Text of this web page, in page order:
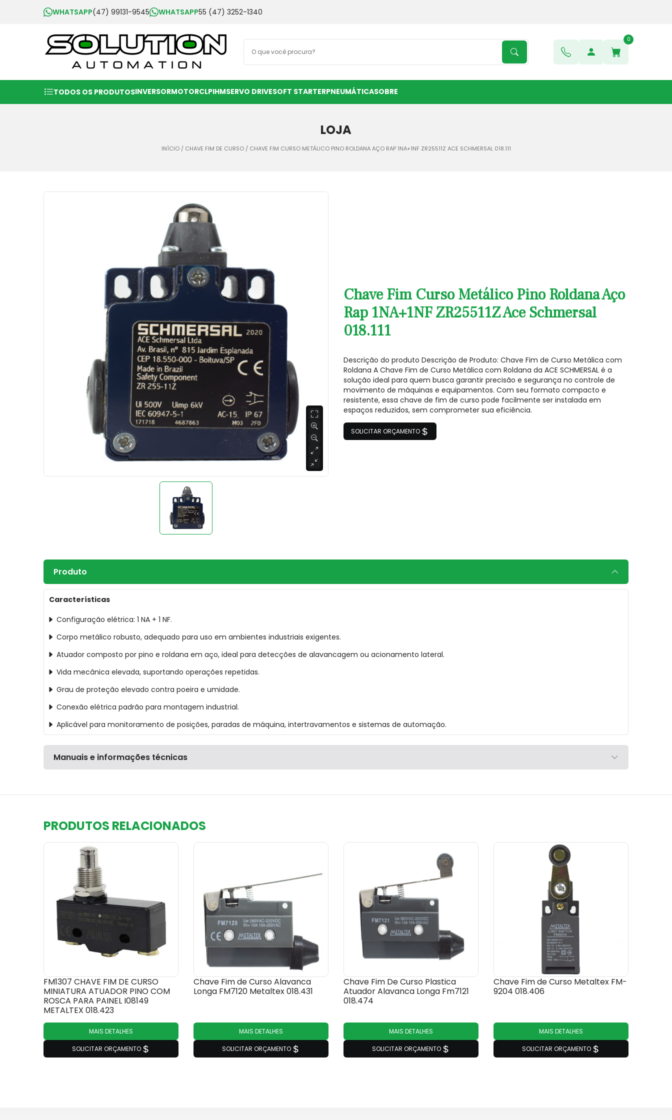
WHATSAPP(47) 99131-9545 WHATSAPP55 (47) 3252-1340
0
TODOS OS PRODUTOSINVERSORMOTORCLPIHMSERVO DRIVESOFT STARTERPNEUMÁTICASOBRE
LOJA
INÍCIO/ CHAVE FIM DE CURSO/ CHAVE FIM CURSO METÁLICO PINO ROLDANA AÇO RAP 1NA+1NF ZR25511Z ACE SCHMERSAL 018.111
Chave Fim Curso Metálico Pino Roldana Aço
Rap 1NA+1NF ZR25511Z Ace Schmersal
018.111
Descrição do produto Descrição de Produto: Chave Fim de Curso Metálica com
Roldana A Chave Fim de Curso Metálica com Roldana da ACE SCHMERSAL é a
solução ideal para quem busca garantir precisão e segurança no controle de
movimento de máquinas e equipamentos. Com seu formato compacto e
resistente, essa chave de fim de curso pode facilmente ser instalada em
espaços reduzidos, sem comprometer sua eficiência.
SOLICITAR ORÇAMENTO
Produto
Características
Configuração elétrica: 1 NA + 1 NF.
Corpo metálico robusto, adequado para uso em ambientes industriais exigentes.
Atuador composto por pino e roldana em aço, ideal para detecções de alavancagem ou acionamento lateral.
Vida mecânica elevada, suportando operações repetidas.
Grau de proteção elevado contra poeira e umidade.
Conexão elétrica padrão para montagem industrial.
Aplicável para monitoramento de posições, paradas de máquina, intertravamentos e sistemas de automação.
Manuais e informações técnicas
PRODUTOS RELACIONADOS
FM1307 CHAVE FIM DE CURSO
MINIATURA ATUADOR PINO COM
ROSCA PARA PAINEL I08149
METALTEX 018.423
MAIS DETALHES
SOLICITAR ORÇAMENTO
Chave Fim de Curso Alavanca
Longa FM7120 Metaltex 018.431
MAIS DETALHES
SOLICITAR ORÇAMENTO
Chave Fim De Curso Plastica
Atuador Alavanca Longa Fm7121
018.474
MAIS DETALHES
SOLICITAR ORÇAMENTO
Chave Fim de Curso Metaltex FM-
9204 018.406
MAIS DETALHES
SOLICITAR ORÇAMENTO